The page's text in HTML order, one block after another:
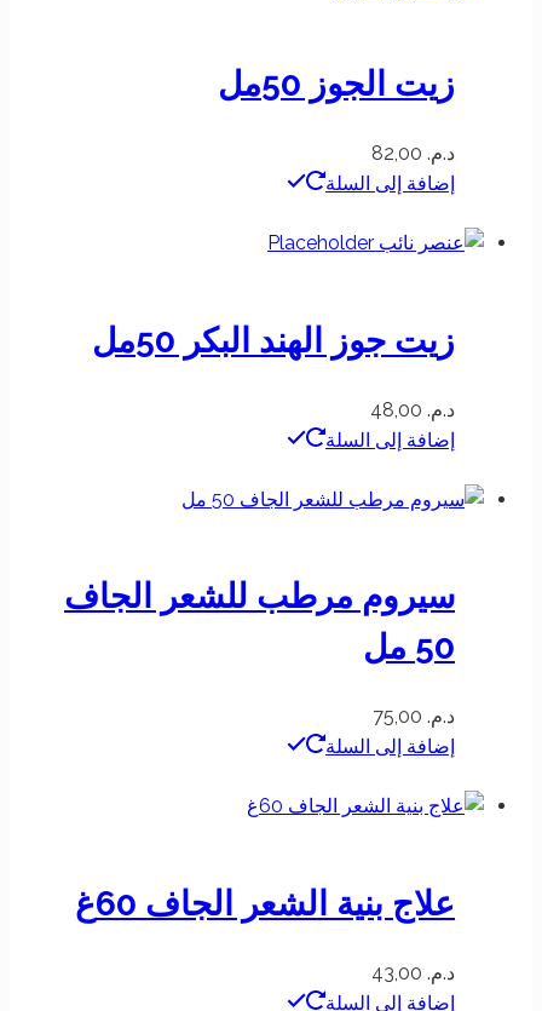
زيت الجوز 50مل
د.م.
إضافة إلى السلة
زيت جوز الهند البكر 50مل
د.م.
إضافة إلى السلة
سيروم مرطب للشعر الجاف
50 مل
د.م.
إضافة إلى السلة
علاج بنية الشعر الجاف 60غ
د.م.
إضافة إلى السلة